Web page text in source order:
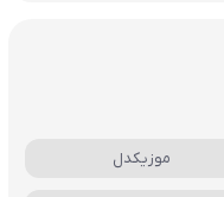
موزیکدل